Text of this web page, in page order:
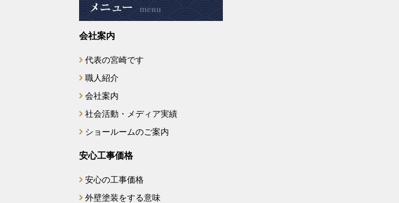
2024年12月
2024年11月
2024年9月
2024年8月
2024年6月
2024年5月
会社案内
代表の宮崎です
職人紹介
会社案内
社会活動・メディア実績
ショールームのご案内
安心工事価格
安心の工事価格
外壁塗装をする意味